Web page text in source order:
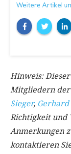
Weitere Artikel
Hinweis:
Mitgliedern der
Sieger,
Richtigkeit und
Anmerkungen
kontaktieren